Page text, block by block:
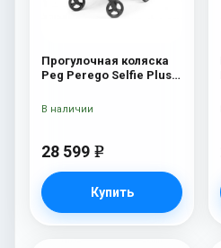
Прогулочная коляска
Peg Perego Selfie Plus
28 599 e
Купить
В наличии